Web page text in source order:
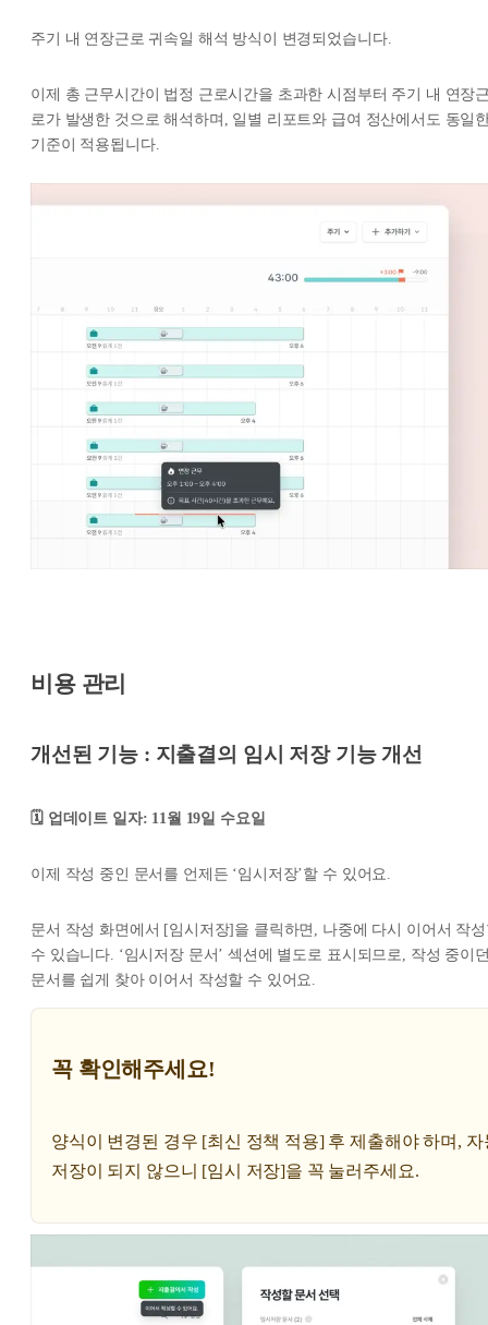
주기 내 연장근로 귀속일 해석 방식이 변경되었습니다.
이제 총 근무시간이 법정 근로시간을 초과한 시점부터 주기 내 연장
로가 발생한 것으로 해석하며, 일별 리포트와 급여 정산에서도 동일
기준이 적용됩니다.
비용 관리
개선된 기능 : 지출결의 임시 저장 기능 개선
🗓️ 업데이트 일자: 11월 19일 수요일
이제 작성 중인 문서를 언제든 ‘임시저장’할 수 있어요.
문서 작성 화면에서 [임시저장]을 클릭하면, 나중에 다시 이어서 작
수 있습니다. ‘임시저장 문서’ 섹션에 별도로 표시되므로, 작성 중이
문서를 쉽게 찾아 이어서 작성할 수 있어요.
꼭 확인해주세요!
양식이 변경된 경우 [최신 정책 적용] 후 제출해야 하며, 자
저장이 되지 않으니 [임시 저장]을 꼭 눌러주세요.